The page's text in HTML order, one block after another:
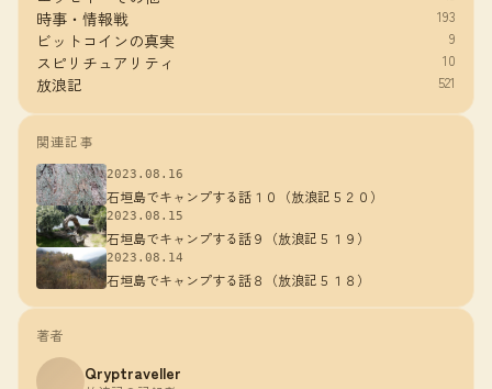
時事・情報戦 193
ビットコインの真実 9
スピリチュアリティ 10
放浪記 521
関連記事
2023.08.16
石垣島でキャンプする話１０（放浪記５２０）
2023.08.15
石垣島でキャンプする話９（放浪記５１９）
2023.08.14
石垣島でキャンプする話８（放浪記５１８）
著者
Qryptraveller